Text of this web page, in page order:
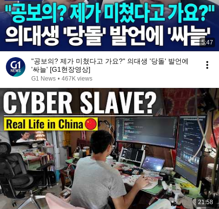
5:47
"공보의? 제가 미쳤다고 가요?" 의대생 '당돌' 발언에
'싸늘' [G1현장영상]
G1 News • 467K views
21:58